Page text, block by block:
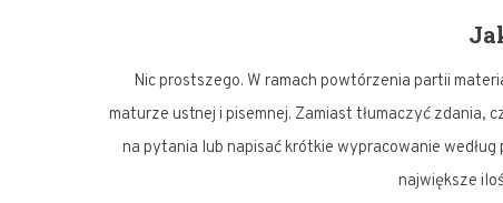
Nic prostszego. W ramach powtórzenia partii
maturze ustnej i pisemnej. Zamiast tłumaczyć zdania,
na pytania lub napisać krótkie wypracowanie
największe